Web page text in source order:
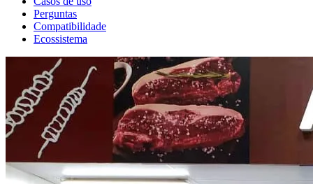
Perguntas
Compatibilidade
Ecossistema